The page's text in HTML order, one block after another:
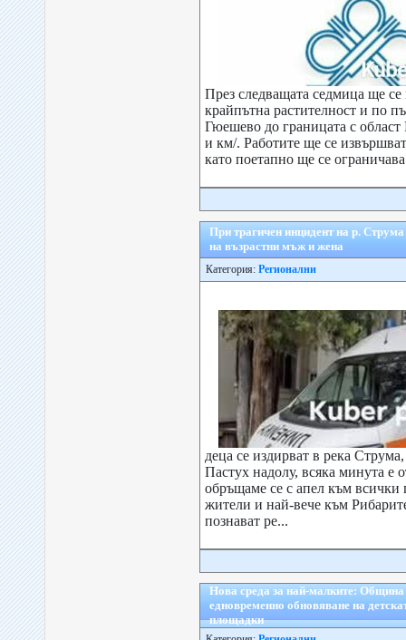
През следващата седмица ще
крайпътна растителност и по
Гюешево до границата с
и км/. Работите ще се
като поетапно ще се
При трагичен инцидент на р.
на възрастни мъж и жена
Категория: Регионални
деца се издирват в река
Пастух надолу, всяка минута е
обръщаме се с апел към всички
жители и най-вече към
познават ре...
Нова среда за най-малките: Община
едновременно обновяване на
площадки